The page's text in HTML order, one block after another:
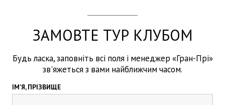
ЗАМОВТЕ ТУР КЛУБОМ
Будь ласка, заповніть всі поля і менеджер «Гран-Прі»
зв'яжеться з вами найближчим часом.
ІМ'Я, ПРІЗВИЩЕ